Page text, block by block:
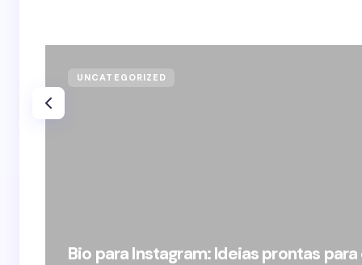
UNCATEGORIZED
Bio para Instagram: Ideias prontas